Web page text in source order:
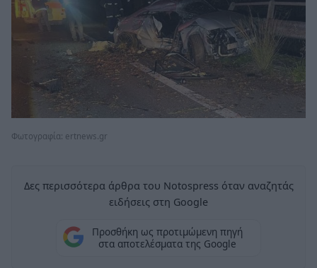
Φωτογραφία: ertnews.gr
Δες περισσότερα άρθρα του Notospress όταν αναζητάς
ειδήσεις στη Google
Προσθήκη ως προτιμώμενη πηγή
στα αποτελέσματα της Google